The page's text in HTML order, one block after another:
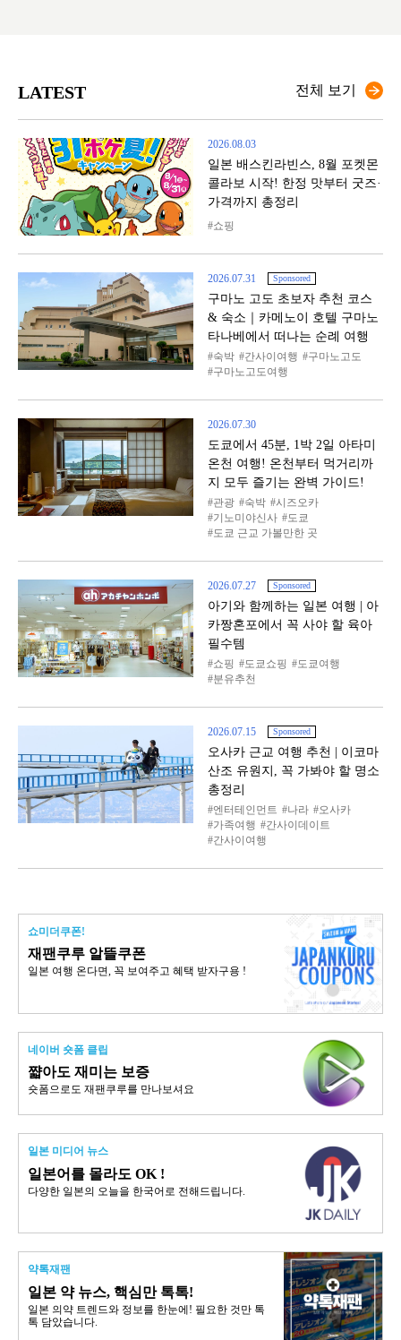
LATEST 전체 보기
2026.08.03
일본 배스킨라빈스, 8월 포켓몬
콜라보 시작! 한정 맛부터 굿즈·
가격까지 총정리
쇼핑
2026.07.31 Sponsored
구마노 고도 초보자 추천 코스
& 숙소｜카메노이 호텔 구마노
타나베에서 떠나는 순례 여행
숙박 간사이여행
구마노고도
구마노고도여행
2026.07.30
도쿄에서 45분, 1박 2일 아타미
온천 여행! 온천부터 먹거리까
지 모두 즐기는 완벽 가이드!
관광 숙박
시즈오카
기노미야신사
도쿄
도쿄 근교 가볼만한 곳
2026.07.27 Sponsored
아기와 함께하는 일본 여행 | 아
카짱혼포에서 꼭 사야 할 육아
필수템
쇼핑 도쿄쇼핑
도쿄여행
분유추천
2026.07.15 Sponsored
오사카 근교 여행 추천 | 이코마
산조 유원지, 꼭 가봐야 할 명소
총정리
엔터테인먼트 나라
오사카
가족여행
간사이데이트
간사이여행
쇼미더쿠폰!
재팬쿠루 알뜰쿠폰
일본 여행 온다면, 꼭 보여주고 혜택 받자구용 !
네이버 숏폼 클립
쨟아도 재미는 보증
숏폼으로도 재팬쿠루를 만나보셔요
일본 미디어 뉴스
일본어를 몰라도 OK !
다양한 일본의 오늘을 한국어로 전해드립니다.
약톡재팬
일본 약 뉴스, 핵심만 톡톡!
일본 의약 트렌드와 정보를 한눈에! 필요한 것만 톡
톡 담았습니다.